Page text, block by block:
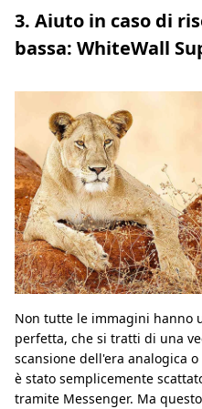
3. Aiuto in caso di
bassa: WhiteWall
Non tutte le immagini hanno
perfetta, che si tratti di una
scansione dell'era analogica
è stato semplicemente
tramite Messenger. Ma